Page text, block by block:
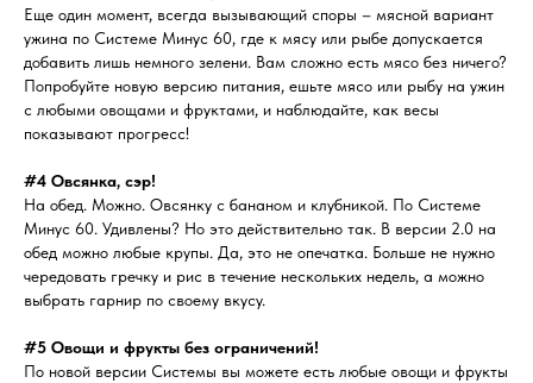
Еще один момент, всегда вызывающий споры – мясной вариант
ужина по Системе Минус 60, где к мясу или рыбе допускается
добавить лишь немного зелени. Вам сложно есть мясо без ничего?
Попробуйте новую версию питания, ешьте мясо или рыбу на ужин
с любыми овощами и фруктами, и наблюдайте, как весы
показывают прогресс!
#4 Овсянка, сэр!
На обед. Можно. Овсянку с бананом и клубникой. По Системе
Минус 60. Удивлены? Но это действительно так. В версии 2.0 на
обед можно любые крупы. Да, это не опечатка. Больше не нужно
чередовать гречку и рис в течение нескольких недель, а можно
выбрать гарнир по своему вкусу.
#5 Овощи и фрукты без ограничений!
По новой версии Системы вы можете есть любые овощи и фрукты